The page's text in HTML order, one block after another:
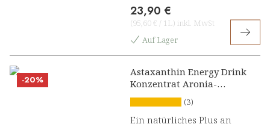
Astaxanthin Energy-Drink
Konzentrat
23,90 €
(95,60 € / 1L) inkl. MwSt
Auf Lager
-20%
Astaxanthin Energy Drink
Konzentrat Aronia-
Maracuja
(3)
Ein natürliches Plus an